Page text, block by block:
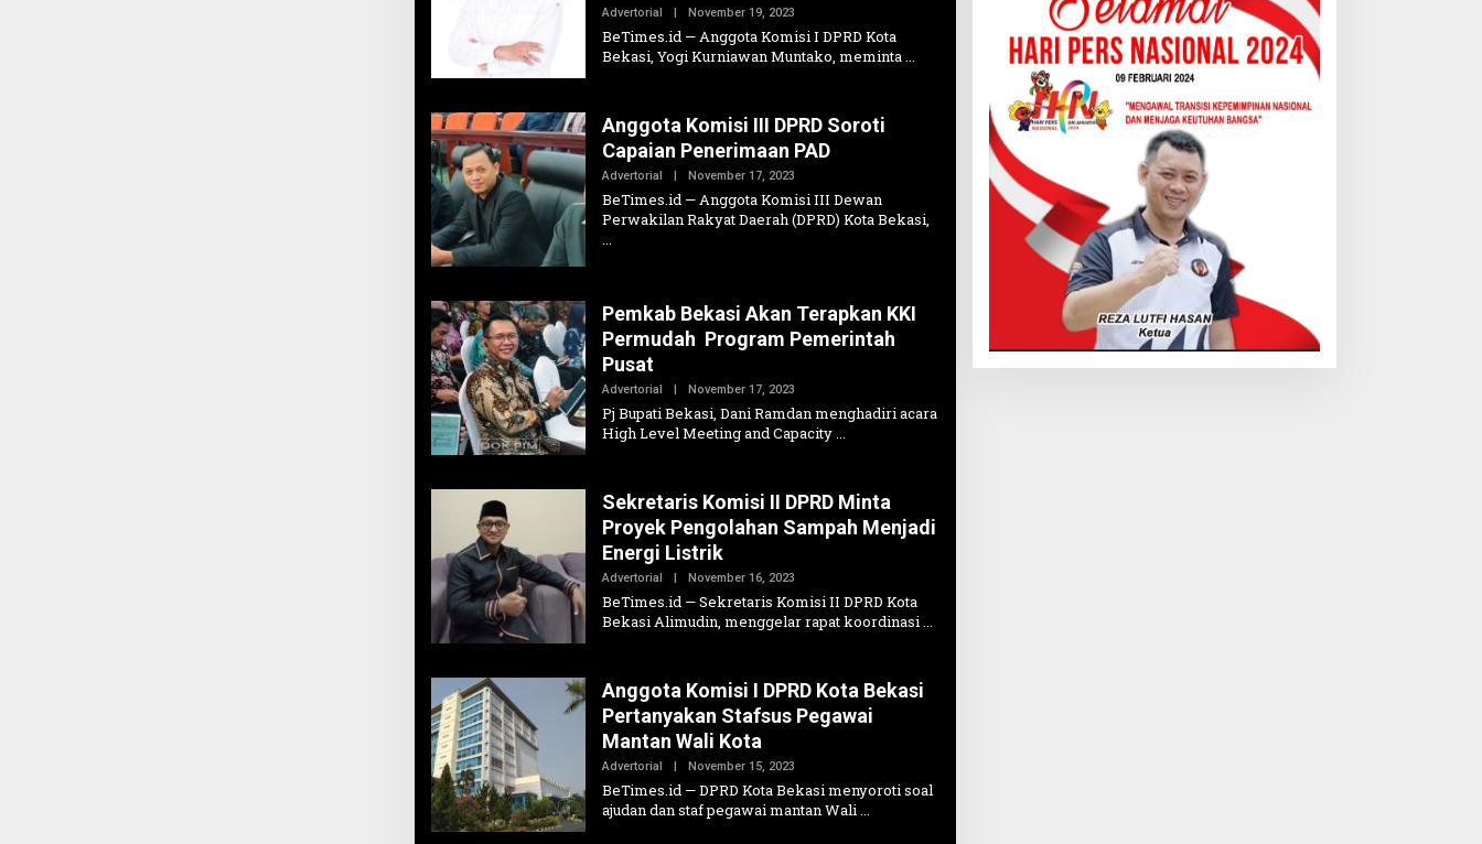
Advertorial | November 19, 2023Oleh
BeTimes.id — Anggota Komisi I DPRD Kota
Bekasi, Yogi Kurniawan Muntako, meminta
Anggota Komisi III DPRD Soroti
Capaian Penerimaan PAD
Advertorial | November 17, 2023Oleh
BeTimes.id — Anggota Komisi III Dewan
Perwakilan Rakyat Daerah (DPRD) Kota Bekasi,
Pemkab Bekasi Akan Terapkan KKI
Permudah Program Pemerintah
Pusat
Advertorial | November 17, 2023Oleh
Pj Bupati Bekasi, Dani Ramdan menghadiri acara
High Level Meeting and Capacity
Sekretaris Komisi II DPRD Minta
Proyek Pengolahan Sampah Menjadi
Energi Listrik
Advertorial | November 16, 2023Oleh
BeTimes.id — Sekretaris Komisi II DPRD Kota
Bekasi Alimudin, menggelar rapat koordinasi
Anggota Komisi I DPRD Kota Bekasi
Pertanyakan Stafsus Pegawai
Mantan Wali Kota
Advertorial | November 15, 2023Oleh
BeTimes.id — DPRD Kota Bekasi menyoroti soal
ajudan dan staf pegawai mantan Wali